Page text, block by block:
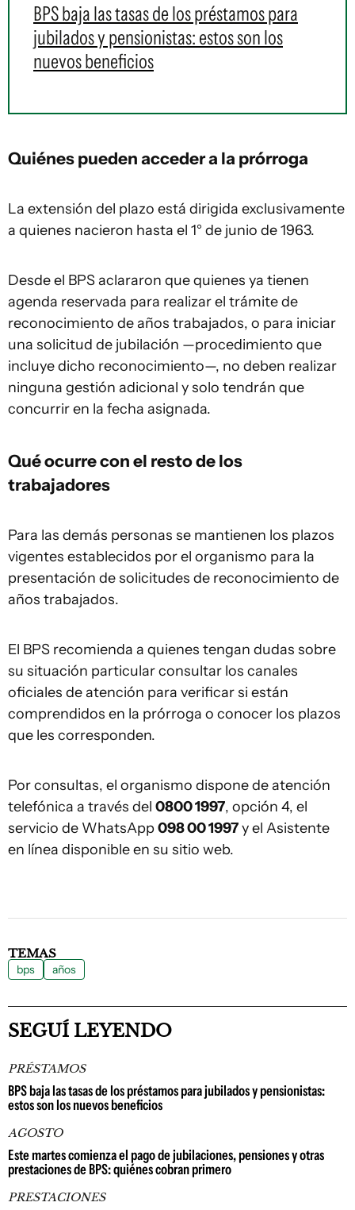
BPS baja las tasas de los préstamos para
jubilados y pensionistas: estos son los
nuevos beneficios
Quiénes pueden acceder a la prórroga
La extensión del plazo está dirigida exclusivamente
a quienes nacieron hasta el 1° de junio de 1963.
Desde el BPS aclararon que quienes ya tienen
agenda reservada para realizar el trámite de
reconocimiento de años trabajados, o para iniciar
una solicitud de jubilación —procedimiento que
incluye dicho reconocimiento—, no deben realizar
ninguna gestión adicional y solo tendrán que
concurrir en la fecha asignada.
Qué ocurre con el resto de los
trabajadores
Para las demás personas se mantienen los plazos
vigentes establecidos por el organismo para la
presentación de solicitudes de reconocimiento de
años trabajados.
El BPS recomienda a quienes tengan dudas sobre
su situación particular consultar los canales
oficiales de atención para verificar si están
comprendidos en la prórroga o conocer los plazos
que les corresponden.
Por consultas, el organismo dispone de atención
telefónica a través del 0800 1997, opción 4, el
servicio de WhatsApp098 00 1997y el Asistente
en línea disponible en su sitio web.
TEMAS
bps años
SEGUÍ LEYENDO
PRÉSTAMOS
BPS baja las tasas de los préstamos para jubilados y pensionistas:
estos son los nuevos beneficios
AGOSTO
Este martes comienza el pago de jubilaciones, pensiones y otras
prestaciones de BPS: quiénes cobran primero
PRESTACIONES